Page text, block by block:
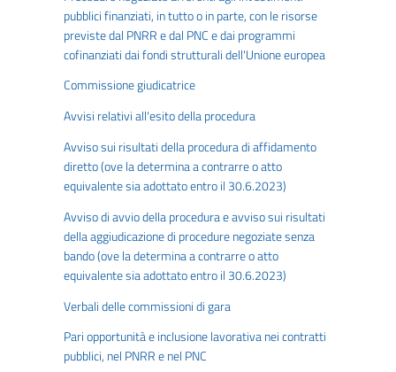
pubblici finanziati, in tutto o in parte, con le risorse
previste dal PNRR e dal PNC e dai programmi
cofinanziati dai fondi strutturali dell'Unione europea
Commissione giudicatrice
Avvisi relativi all'esito della procedura
Avviso sui risultati della procedura di affidamento
diretto (ove la determina a contrarre o atto
equivalente sia adottato entro il 30.6.2023)
Avviso di avvio della procedura e avviso sui risultati
della aggiudicazione di procedure negoziate senza
bando (ove la determina a contrarre o atto
equivalente sia adottato entro il 30.6.2023)
Verbali delle commissioni di gara
Pari opportunità e inclusione lavorativa nei contratti
pubblici, nel PNRR e nel PNC